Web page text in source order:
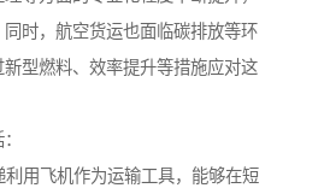
时，航空货运也面临碳排放等环
型燃料、效率提升等措施应对这
利用飞机作为运输工具，能够在短